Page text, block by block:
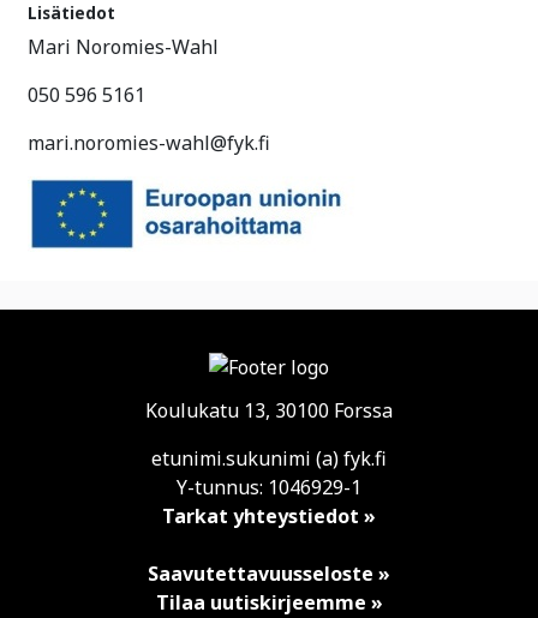
Lisätiedot
Mari Noromies-Wahl
050 596 5161
mari.noromies-wahl@fyk.fi
Koulukatu 13, 30100 Forssa
etunimi.sukunimi (a) fyk.fi
Y-tunnus: 1046929-1
Tarkat yhteystiedot »
Saavutettavuusseloste »
Tilaa uutiskirjeemme »